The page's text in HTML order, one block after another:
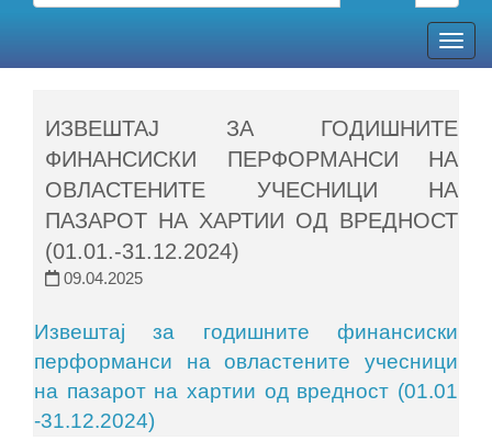
ИЗВЕШТАЈ ЗА ГОДИШНИТЕ
ФИНАНСИСКИ ПЕРФОРМАНСИ НА
ОВЛАСТЕНИТЕ УЧЕСНИЦИ НА
ПАЗАРОТ НА ХАРТИИ ОД ВРЕДНОСТ
(01.01.-31.12.2024)
09.04.2025
Извештај за годишните финансиски
перформанси на овластените учесници
на пазарот на хартии од вредност (01.01
-31.12.2024)